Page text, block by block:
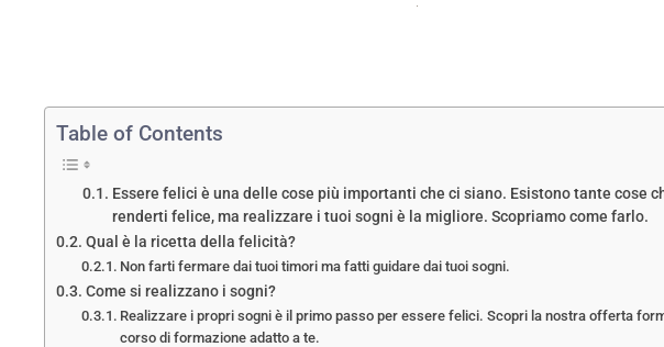
Table of Contents
Essere felici è una delle cose più importanti che ci siano. Esistono tante cose
renderti felice, ma realizzare i tuoi sogni è la migliore. Scopriamo come farlo.
Qual è la ricetta della felicità?
Non farti fermare dai tuoi timori ma fatti guidare dai tuoi sogni.
Come si realizzano i sogni?
Realizzare i propri sogni è il primo passo per essere felici. Scopri la nostra offerta
corso di formazione adatto a te.